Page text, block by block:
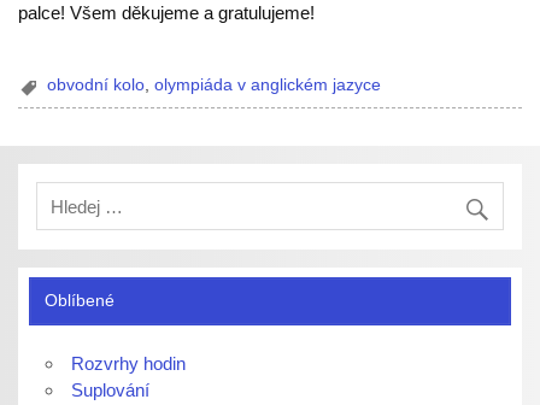
palce! Všem děkujeme a gratulujeme!
obvodní kolo,olympiáda v anglickém jazyce
Oblíbené
Rozvrhy hodin
Suplování